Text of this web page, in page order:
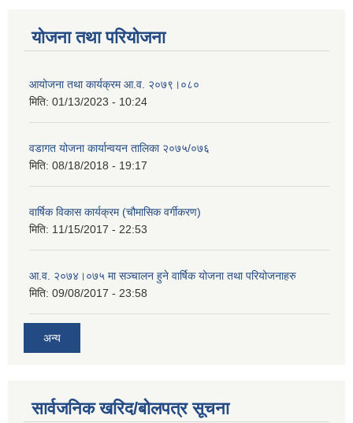
योजना तथा परियोजना
आयोजना तथा कार्यक्रम आ.व. २०७९।०८०
मिति: 01/13/2023 - 10:24
वडागत योजना कार्यान्वयन तालिका २०७५/०७६
मिति: 08/18/2018 - 19:17
वार्षिक विकास कार्यक्रम (चौमासिक वर्गीकरण)
मिति: 11/15/2017 - 22:53
आ.व. २०७४।०७५ मा सञ्चालन हुने वार्षिक योजना तथा परियोजनाहरु
मिति: 09/08/2017 - 23:58
अन्य
सार्वजनिक खरिद/बोलपत्र सूचना